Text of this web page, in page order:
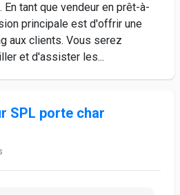
tant que vendeur en prêt-à-
principale est d'offrir une
aux clients. Vous serez
et d'assister les...
SPL porte char